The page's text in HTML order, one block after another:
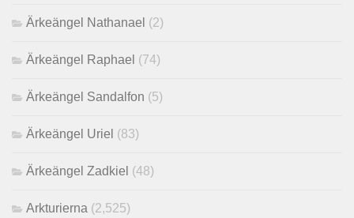
Ärkeängel Nathanael (2)
Ärkeängel Raphael (74)
Ärkeängel Sandalfon (5)
Ärkeängel Uriel (83)
Ärkeängel Zadkiel (48)
Arkturierna (2,525)